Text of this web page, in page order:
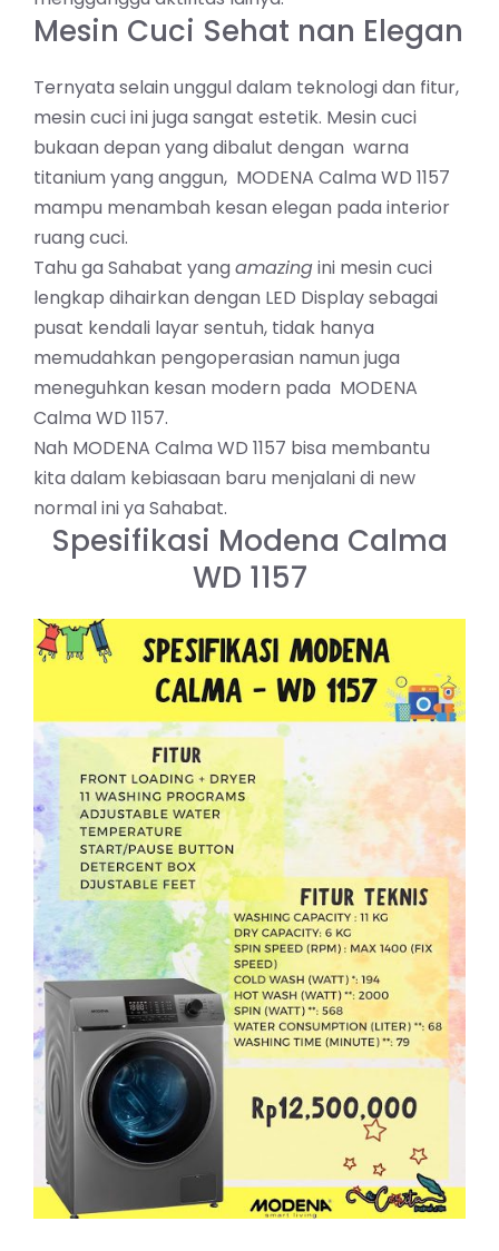
Mesin Cuci Sehat nan Elegan
Ternyata selain unggul dalam teknologi dan fitur,
mesin cuci ini juga sangat estetik. Mesin cuci
bukaan depan yang dibalut dengan warna
titanium yang anggun, MODENA Calma WD 1157
mampu menambah kesan elegan pada interior
ruang cuci.
Tahu ga Sahabat yang amazingini mesin cuci
lengkap dihairkan dengan LED Display sebagai
pusat kendali layar sentuh, tidak hanya
memudahkan pengoperasian namun juga
meneguhkan kesan modern pada MODENA
Calma WD 1157.
Nah MODENA Calma WD 1157 bisa membantu
kita dalam kebiasaan baru menjalani di new
normal ini ya Sahabat.
Spesifikasi Modena Calma
WD 1157